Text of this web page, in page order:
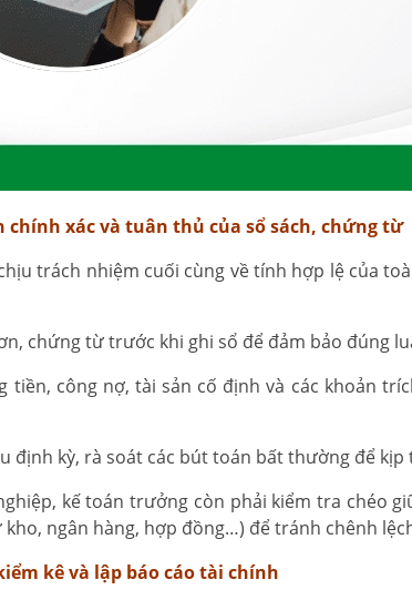
chính xác và tuân thủ của sổ sách, chứng từ
trách nhiệm cuối cùng về tính hợp lệ của
chứng từ trước khi ghi sổ để đảm bảo đúng
tiền, công nợ, tài sản cố định và các khoản
định kỳ, rà soát các bút toán bất thường để kịp
kế toán trưởng còn phải kiểm tra chéo
ngân hàng, hợp đồng…) để tránh chênh
kê và lập báo cáo tài chính